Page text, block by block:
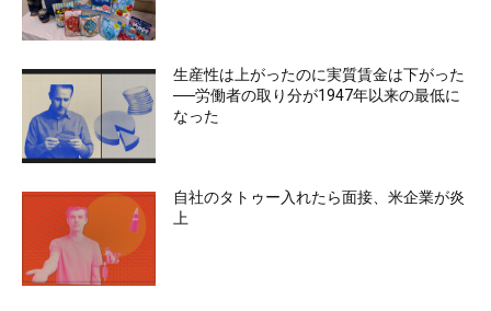
生産性は上がったのに実質賃金は下がった
──労働者の取り分が1947年以来の最低に
なった
自社のタトゥー入れたら面接、米企業が炎
上